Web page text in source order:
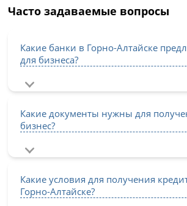
Часто задаваемые вопросы
Какие банки в Горно-Алтайске
для бизнеса?
Какие документы нужны для
бизнес?
Какие условия для получения
Горно-Алтайске?